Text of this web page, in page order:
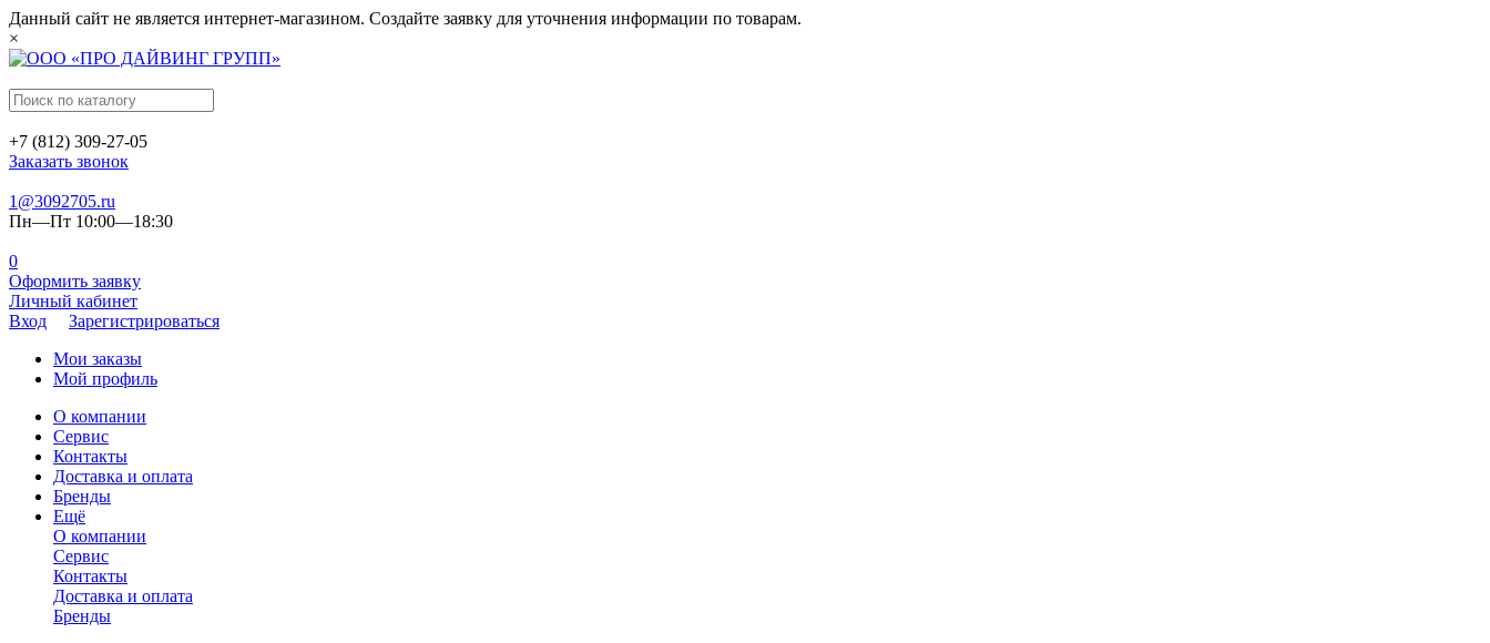
Данный сайт не является интернет-магазином. Создайте заявку для уточнения информации по товарам.
×
+7 (812) 309-27-05
Заказать звонок
1@3092705.ru
Пн—Пт 10:00—18:30
0
Оформить заявку
Личный кабинет
Вход
Зарегистрироваться
Мои заказы
Мой профиль
О компании
Сервис
Контакты
Доставка и оплата
Бренды
Ещё
О компании
Сервис
Контакты
Доставка и оплата
Бренды